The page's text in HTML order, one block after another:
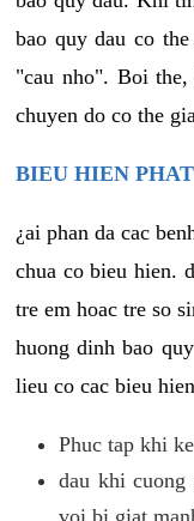
bao quy dau co
"cau nho". Boi
chuyen do co the
BIEU HIEN
¿ai phan da cac
chua co bieu hien.
tre em hoac tre so
huong dinh bao
lieu co cac bieu
Phuc tap khi
dau khi cuong